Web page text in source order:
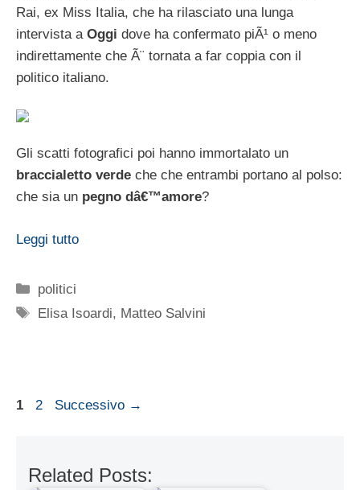
Rai, ex Miss Italia, che ha rilasciato una lunga
intervista a Oggi dove ha confermato piÃ¹ o meno
indirettamente che Ã¨ tornata a far coppia con il
politico italiano.
Gli scatti fotografici poi hanno immortalato un
braccialetto verde che che entrambi portano al polso:
che sia un pegno dâ€™amore?
Leggi tutto
Categorie
politici
Tag
Elisa Isoardi, Matteo Salvini
Pagina
1 Pagina
2 Successivo →
Related Posts: